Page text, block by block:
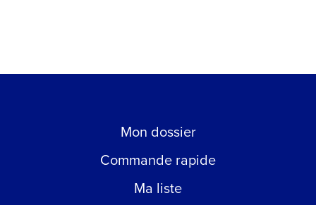
Mon dossier
Commande rapide
Ma liste